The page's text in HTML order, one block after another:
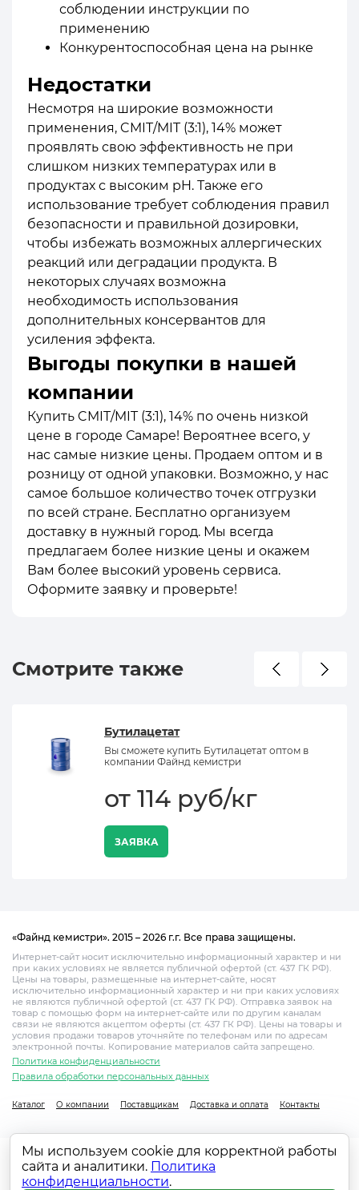
соблюдении инструкции по
применению
Конкурентоспособная цена на рынке
Недостатки
Несмотря на широкие возможности
применения, CMIT/MIT (3:1), 14% может
проявлять свою эффективность не при
слишком низких температурах или в
продуктах с высоким pH. Также его
использование требует соблюдения правил
безопасности и правильной дозировки,
чтобы избежать возможных аллергических
реакций или деградации продукта. В
некоторых случаях возможна
необходимость использования
дополнительных консервантов для
усиления эффекта.
Выгоды покупки в нашей
компании
Купить CMIT/MIT (3:1), 14% по очень низкой
цене в городе Самаре! Вероятнее всего, у
нас самые низкие цены. Продаем оптом и в
розницу от одной упаковки. Возможно, у нас
самое большое количество точек отгрузки
по всей стране. Бесплатно организуем
доставку в нужный город. Мы всегда
предлагаем более низкие цены и окажем
Вам более высокий уровень сервиса.
Оформите заявку и проверьте!
Смотрите также
Бутилацетат
Вы сможете купить Бутилацетат оптом в
компании Файнд кемистри
от 114 руб/кг
ЗАЯВКА
«Файнд кемистри». 2015 – 2026 г.г. Все права защищены.
Интернет-сайт носит исключительно информационный характер и ни
при каких условиях не является публичной офертой (ст. 437 ГК РФ).
Цены на товары, размещенные на интернет-сайте, носят
исключительно информационный характер и ни при каких условиях
не являются публичной офертой (ст. 437 ГК РФ). Отправка заявок на
товар с помощью форм на интернет-сайте или по другим каналам
связи не являются акцептом оферты (ст. 437 ГК РФ). Цены на товары и
условия продажи товаров уточняйте по телефонам или по адресам
электронной почты. Копирование материалов сайта запрещено.
Политика конфиденциальности
Правила обработки персональных данных
Каталог О компании Поставщикам Доставка и оплата Контакты
Мы используем cookie для корректной работы
сайта и аналитики. Политика
конфиденциальности.